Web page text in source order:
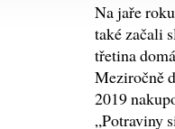
Na jaře
také začali
třetina
Meziročně
2019
„Potraviny